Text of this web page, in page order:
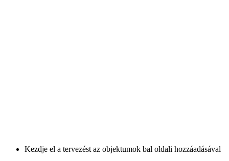
Kezdje el a tervezést az objektumok bal oldali hozzáadásával